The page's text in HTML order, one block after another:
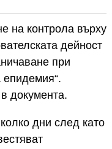
на контрола върху
дейност
при
епидемия“.
документа.
дни след като